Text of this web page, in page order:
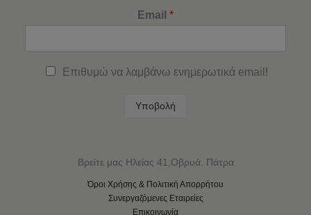
Email *
Επιθυμώ να λαμβάνω ενημερωτικά email!
Υποβολή
Βρείτε μας Ηλείας 41,Οβρυά, Πάτρα
Όροι Χρήσης & Πολιτική Απορρήτου
Συνεργαζόμενες Εταιρείες
Επικοινωνία